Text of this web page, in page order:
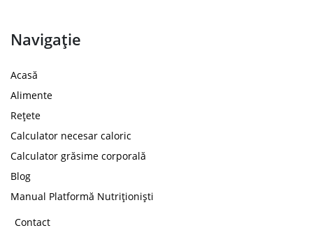
Navigație
Acasă
Alimente
Rețete
Calculator necesar caloric
Calculator grăsime corporală
Blog
Manual Platformă Nutriționiști
Contact